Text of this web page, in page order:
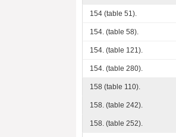
154 (table 51).
154. (table 58).
154. (table 121).
154. (table 280).
158 (table 110).
158. (table 242).
158. (table 252).